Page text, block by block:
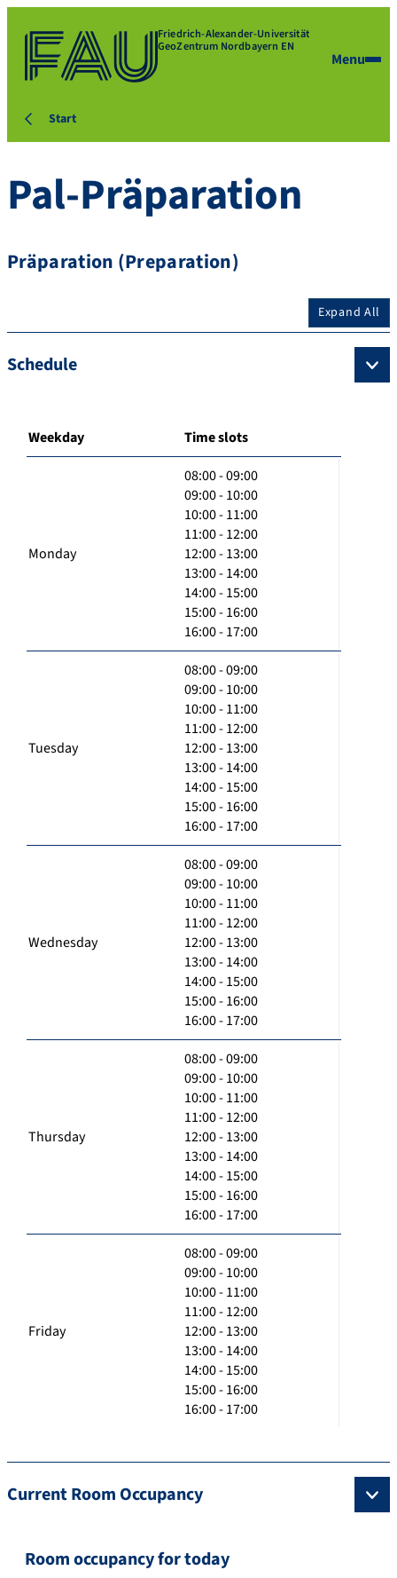
Friedrich-Alexander-Universität
GeoZentrum Nordbayern EN
Menu
Start
Pal-Präparation
Präparation (Preparation)
Expand All
Schedule
Weekday Time slots
Monday
08:00 - 09:00
09:00 - 10:00
10:00 - 11:00
11:00 - 12:00
12:00 - 13:00
13:00 - 14:00
14:00 - 15:00
15:00 - 16:00
16:00 - 17:00
Tuesday
08:00 - 09:00
09:00 - 10:00
10:00 - 11:00
11:00 - 12:00
12:00 - 13:00
13:00 - 14:00
14:00 - 15:00
15:00 - 16:00
16:00 - 17:00
Wednesday
08:00 - 09:00
09:00 - 10:00
10:00 - 11:00
11:00 - 12:00
12:00 - 13:00
13:00 - 14:00
14:00 - 15:00
15:00 - 16:00
16:00 - 17:00
Thursday
08:00 - 09:00
09:00 - 10:00
10:00 - 11:00
11:00 - 12:00
12:00 - 13:00
13:00 - 14:00
14:00 - 15:00
15:00 - 16:00
16:00 - 17:00
Friday
08:00 - 09:00
09:00 - 10:00
10:00 - 11:00
11:00 - 12:00
12:00 - 13:00
13:00 - 14:00
14:00 - 15:00
15:00 - 16:00
16:00 - 17:00
Current Room Occupancy
Room occupancy for today